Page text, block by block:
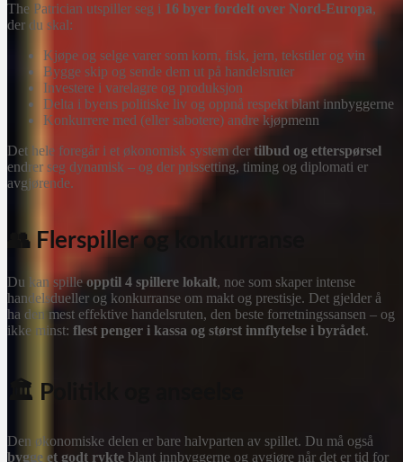
The Patrician utspiller seg i 16 byer fordelt over Nord-Europa,
der du skal:
Kjøpe og selge varer som korn, fisk, jern, tekstiler og vin
Bygge skip og sende dem ut på handelsruter
Investere i varelagre og produksjon
Delta i byens politiske liv og oppnå respekt blant innbyggerne
Konkurrere med (eller sabotere) andre kjøpmenn
Det hele foregår i et økonomisk system der tilbud og etterspørsel
endrer seg dynamisk – og der prissetting, timing og diplomati er
avgjørende.
👥 Flerspiller og konkurranse
Du kan spilleopptil 4 spillere lokalt, noe som skaper intense
handelsdueller og konkurranse om makt og prestisje. Det gjelder å
ha den mest effektive handelsruten, den beste forretningssansen – og
ikke minst: flest penger i kassa og størst innflytelse i byrådet.
🏛️ Politikk og anseelse
Den økonomiske delen er bare halvparten av spillet. Du må også
bygge et godt rykte blant innbyggerne og avgjøre når det er tid for